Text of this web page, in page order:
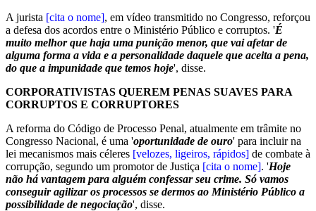
A jurista [cita o nome], em vídeo transmitido no Congresso, reforçou
a defesa dos acordos entre o Ministério Público e corruptos. 'É
muito melhor que haja uma punição menor, que vai afetar de
alguma forma a vida e a personalidade daquele que aceita a pena,
do que a impunidade que temos hoje', disse.
CORPORATIVISTAS QUEREM PENAS SUAVES PARA
CORRUPTOS E CORRUPTORES
A reforma do Código de Processo Penal, atualmente em trâmite no
Congresso Nacional, é uma 'oportunidade de ouro' para incluir na
lei mecanismos mais céleres [velozes, ligeiros, rápidos] de combate à
corrupção, segundo um promotor de Justiça [cita o nome]. 'Hoje
não há vantagem para alguém confessar seu crime. Só vamos
conseguir agilizar os processos se dermos ao Ministério Público a
possibilidade de negociação', disse.